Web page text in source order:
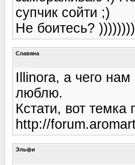
супчик сойти ;)
Не боитесь?
Славяна
Illinora, а чего нам
люблю.
Кстати, вот
http://
Эльфи